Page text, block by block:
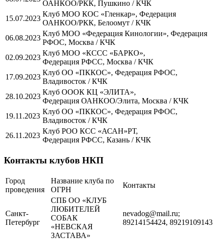
ОАНКОО/РКК, Пушкино / КЧК
15.07.2023
Клуб МОО КОС «Гленкар», Федерация
ОАНКОО/РКК, Белоомут / КЧК
06.08.2023
Клуб МОО «Федерация Кинологии», Федерация
РФОС, Москва / КЧК
02.09.2023
Клуб МОО «КССС «БАРКО»,
Федерация РФСС, Москва / КЧК
17.09.2023
Клуб ОО «ПККОС», Федерация РФОС,
Владивосток / КЧК
28.10.2023
Клуб ОООК КЦ «ЭЛИТА»,
Федерация ОАНКОО/Элита, Москва / КЧК
19.11.2023
Клуб ОО «ПККОС», Федерация РФОС,
Владивосток / КЧК
26.11.2023
Клуб РОО КСС «АСАН»РТ,
Федерация РФСС, Казань / КЧК
Контакты клубов НКП
Город
проведения
Название клуба по
ОГРН
Контакты
Санкт-
Петербург
СПБ ОО «КЛУБ
ЛЮБИТЕЛЕЙ
СОБАК
«НЕВСКАЯ
ЗАСТАВА»
nevadog@mail.ru;
89214154424, 89219109143